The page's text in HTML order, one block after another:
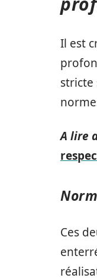
Il est
stricte
A lire
Ces